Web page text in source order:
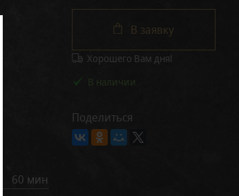
60 мин
В заявку
Хорошего Вам дня!
В наличии
Поделиться